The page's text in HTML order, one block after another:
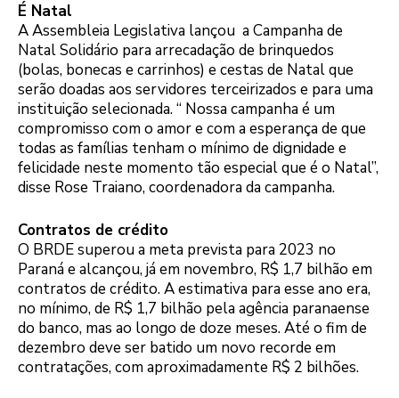
É Natal
A Assembleia Legislativa lançou a Campanha de
Natal Solidário para arrecadação de brinquedos
(bolas, bonecas e carrinhos) e cestas de Natal que
serão doadas aos servidores terceirizados e para uma
instituição selecionada. “ Nossa campanha é um
compromisso com o amor e com a esperança de que
todas as famílias tenham o mínimo de dignidade e
felicidade neste momento tão especial que é o Natal”,
disse Rose Traiano, coordenadora da campanha.
Contratos de crédito
O BRDE superou a meta prevista para 2023 no
Paraná e alcançou, já em novembro, R$ 1,7 bilhão em
contratos de crédito. A estimativa para esse ano era,
no mínimo, de R$ 1,7 bilhão pela agência paranaense
do banco, mas ao longo de doze meses. Até o fim de
dezembro deve ser batido um novo recorde em
contratações, com aproximadamente R$ 2 bilhões.